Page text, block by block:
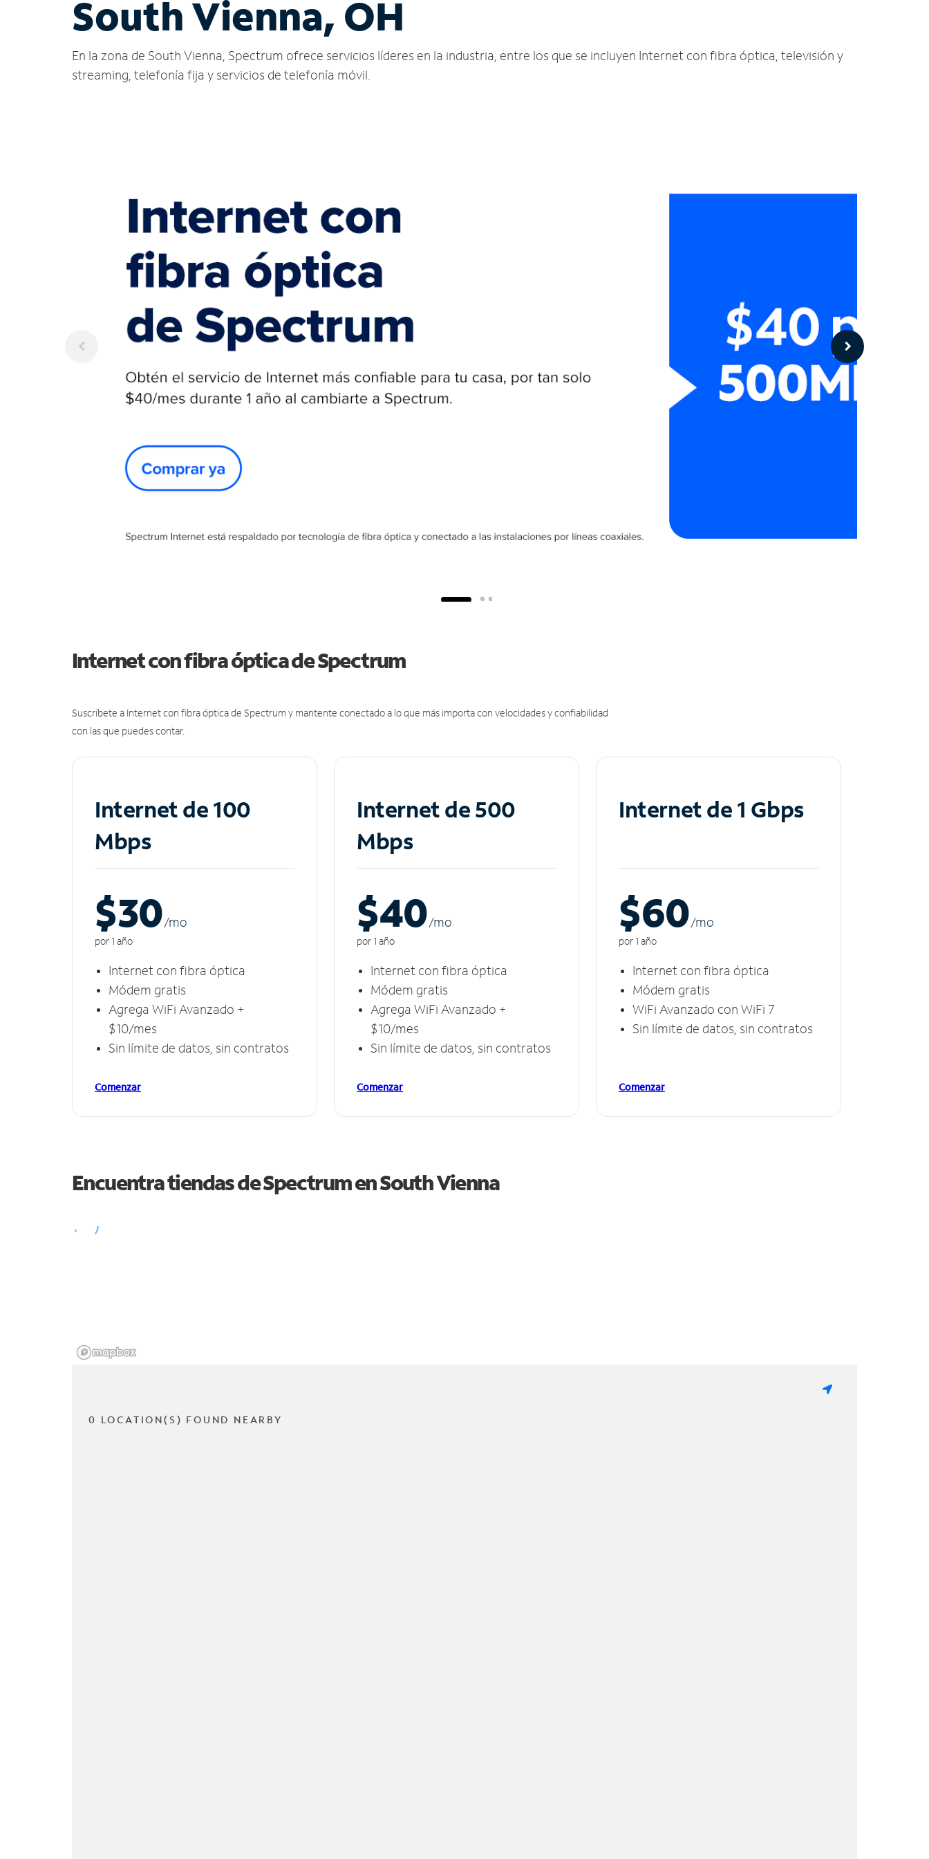
South Vienna, OH
En la zona de South Vienna, Spectrum ofrece servicios líderes en la industria, entre los que se incluyen Internet con fibra óptica, televisión y
streaming, telefonía fija y servicios de telefonía móvil.
Internet con fibra óptica de Spectrum
Suscríbete a Internet con fibra óptica de Spectrum y mantente conectado a lo que más importa con velocidades y confiabilidad
con las que puedes contar.
Internet de 100
Mbps
$30/mo
por 1 año
Internet con fibra óptica
Módem gratis
Agrega WiFi Avanzado +
$10/mes
Sin límite de datos, sin contratos
Comenzar
Internet de 500
Mbps
$40/mo
por 1 año
Internet con fibra óptica
Módem gratis
Agrega WiFi Avanzado +
$10/mes
Sin límite de datos, sin contratos
Comenzar
Internet de 1 Gbps
$60/mo
por 1 año
Internet con fibra óptica
Módem gratis
WiFi Avanzado con WiFi 7
Sin límite de datos, sin contratos
Comenzar
Encuentra tiendas de Spectrum enSouth Vienna
0 LOCATION(S) FOUND NEARBY